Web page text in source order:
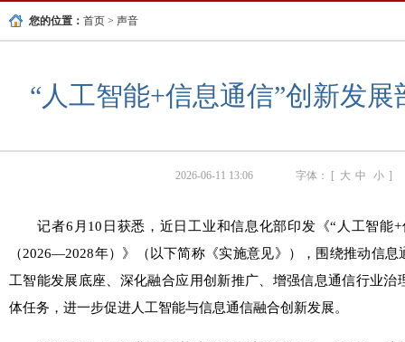
您的位置： 首页 > 声音
“人工智能+信息通信”创新发展
2026-06-11 13:06 字体： [ 大 中 小 ]
记者6月10日获悉，近日工业和信息化部印发《“人工智能+
（2026—2028年）》（以下简称《实施意见》），围绕推动信
工智能发展底座、深化融合应用创新推广、增强信息通信行业治
体任务，进一步促进人工智能与信息通信融合创新发展。